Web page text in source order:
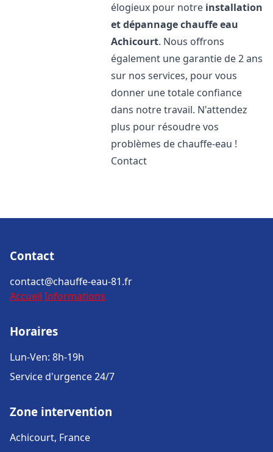
élogieux pour notre installation
et dépannage chauffe eau
Achicourt. Nous offrons
également une garantie de 2 ans
sur nos services, pour vous
donner une totale confiance
dans notre travail. N'attendez
plus pour résoudre vos
problèmes de chauffe-eau !
Contact
Contact
contact@chauffe-eau-81.fr
Accueil Informations
Horaires
Lun-Ven: 8h-19h
Service d'urgence 24/7
Zone intervention
Achicourt, France